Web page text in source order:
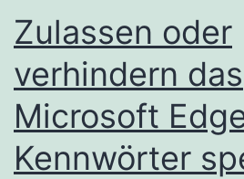
Zulassen oder
verhindern das
Microsoft
Kennwörter